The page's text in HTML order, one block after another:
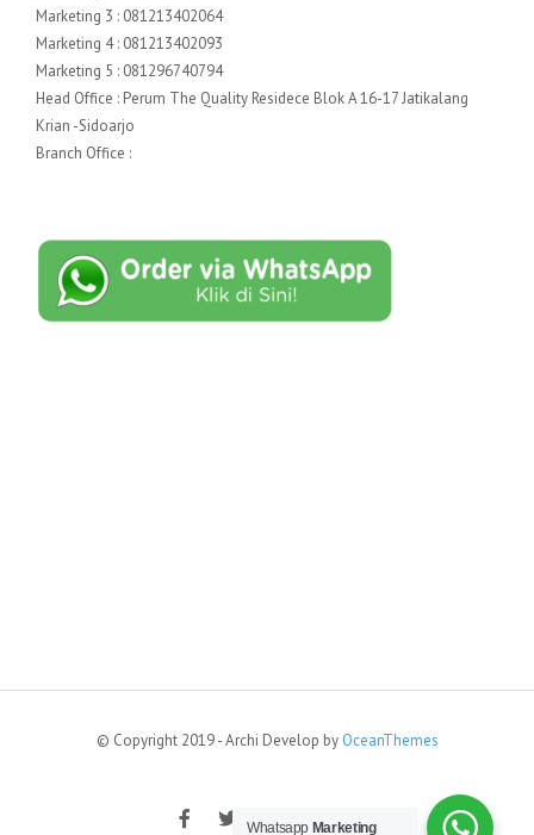
Marketing 3 : 081213402064
Marketing 4 : 081213402093
Marketing 5 : 081296740794
Head Office : Perum The Quality Residece Blok A 16-17 Jatikalang
Krian -Sidoarjo
Branch Office :
© Copyright 2019 - Archi Develop by OceanThemes
Whatsapp Marketing